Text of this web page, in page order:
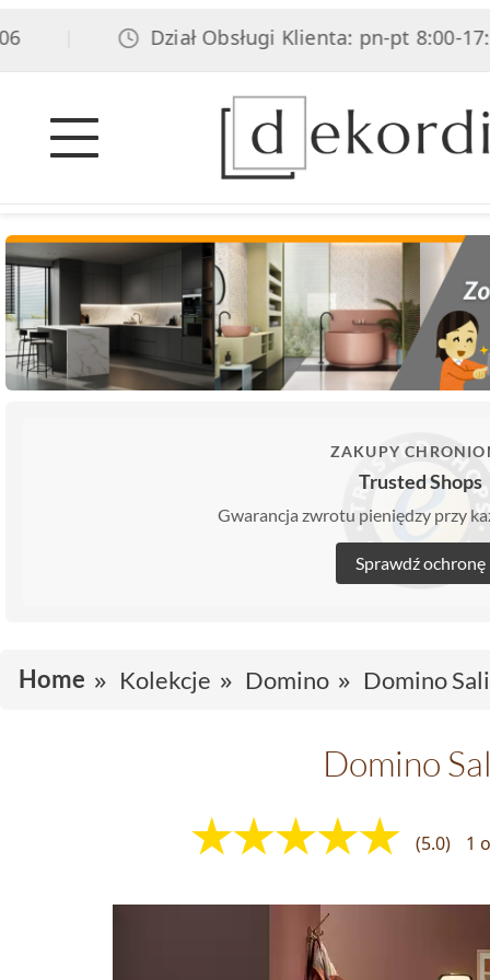
Dział Obsługi Klienta: pn-pt 8:00-
ZAKUPY
Trusted Shops
Gwarancja zwrotu pieniędzy przy
Sprawdź ochronę
Home Kolekcje Domino Domino
Domino
(5.0) 1